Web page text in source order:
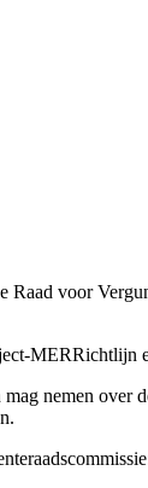
voor
MERRichtlijn
nemen